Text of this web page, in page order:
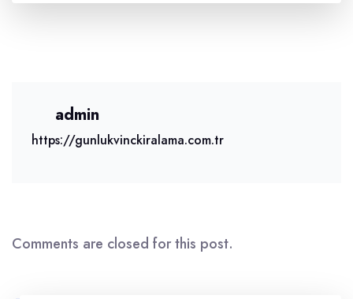
admin
https://gunlukvinckiralama.com.tr
Comments are closed for this post.